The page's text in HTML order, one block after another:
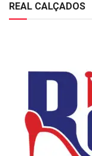
REAL CALÇADOS